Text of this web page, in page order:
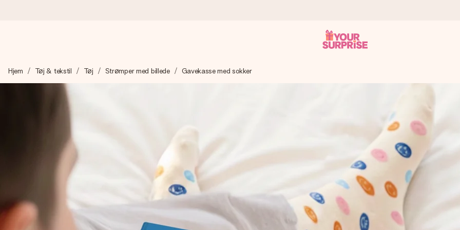
Vi laver din gave med omhu og sender den lynhurtigt – så du kan give den på det helt rette tidspunkt, når den betyder allermest.
Vores gaver inspirerer. Kunderne giver os 4,7 på Google Reviews.
Gratis kort med hilsen
Lav noget særligt i blot få trin – med hendes navn, et billede af dig eller en besked, der går lige i hendes hjerte. Intet besvær
Hjem Tøj & tekstil Tøj Strømper med billede Gavekasse med sokker